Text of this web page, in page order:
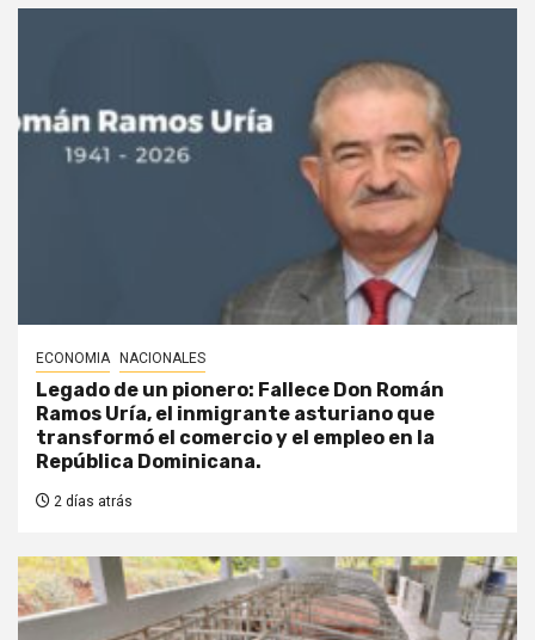
ECONOMIA NACIONALES
Legado de un pionero: Fallece Don Román
Ramos Uría, el inmigrante asturiano que
transformó el comercio y el empleo en la
República Dominicana.
2 días atrás